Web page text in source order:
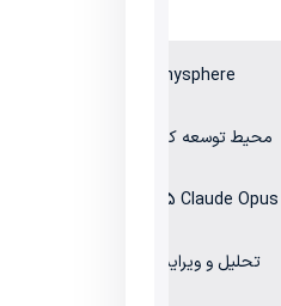
Anysphere
محیط توسعه کد (IDE)
Claude Sonnet 4.5 Claude
تحلیل و ویرایش کد